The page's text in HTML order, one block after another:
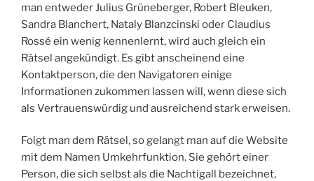
man entweder Julius Grüneberger, Robert Bleuken,
Sandra Blanchert, Nataly Blanzcinski oder Claudius
Rossé ein wenig kennenlernt, wird auch gleich ein
Rätsel angekündigt. Es gibt anscheinend eine
Kontaktperson, die den Navigatoren einige
Informationen zukommen lassen will, wenn diese sich
als Vertrauenswürdig und ausreichend stark erweisen.
Folgt man dem Rätsel, so gelangt man auf die Website
mit dem Namen Umkehrfunktion. Sie gehört einer
Person, die sich selbst als die Nachtigall bezeichnet,